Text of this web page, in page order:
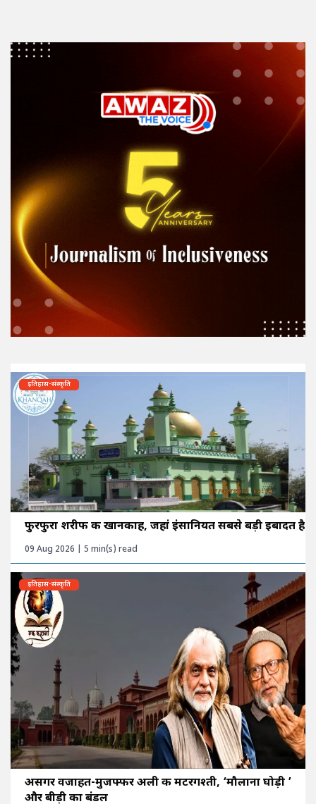
इतिहास-संस्कृति
फुरफुरा शरीफ की खानकाह, जहां इंसानियत सबसे बड़ी इबादत है
09 Aug 2026 | 5 min(s) read
इतिहास-संस्कृति
असगर वजाहत-मुजफ्फर अली की मटरगश्ती, ‘मौलाना घोड़ी ’
और बीड़ी का बंडल